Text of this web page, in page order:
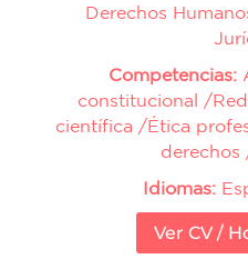
Derechos
Competencias:
constitucional /
científica /Ética
derechos
Idiomas:
Ver CV /